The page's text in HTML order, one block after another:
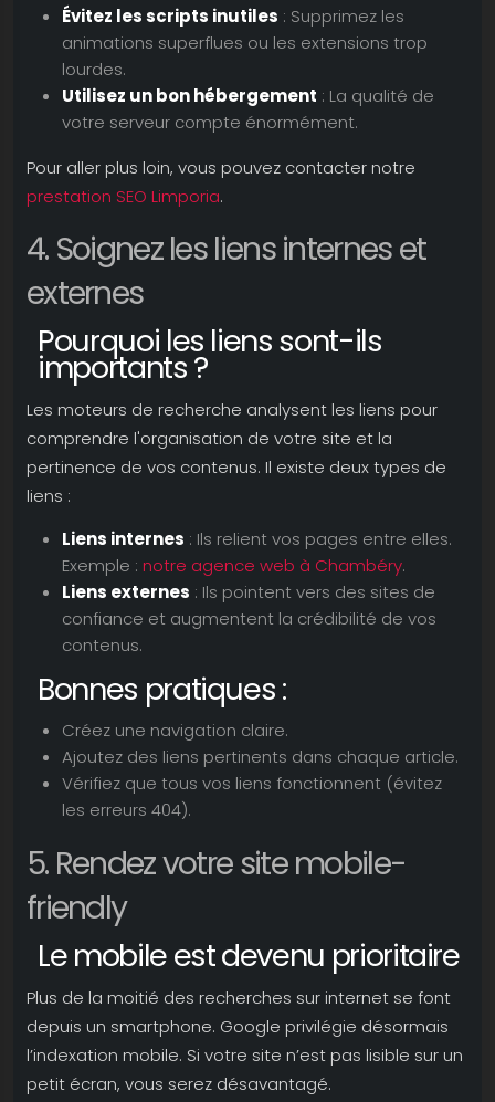
Évitez les scripts inutiles : Supprimez les
animations superflues ou les extensions trop
lourdes.
Utilisez un bon hébergement : La qualité de
votre serveur compte énormément.
Pour aller plus loin, vous pouvez contacter notre
prestation SEO Limporia.
4. Soignez les liens internes et
externes
Pourquoi les liens sont-ils
importants ?
Les moteurs de recherche analysent les liens pour
comprendre l'organisation de votre site et la
pertinence de vos contenus. Il existe deux types de
liens :
Liens internes : Ils relient vos pages entre elles.
Exemple : notre agence web à Chambéry.
Liens externes : Ils pointent vers des sites de
confiance et augmentent la crédibilité de vos
contenus.
Bonnes pratiques :
Créez une navigation claire.
Ajoutez des liens pertinents dans chaque article.
Vérifiez que tous vos liens fonctionnent (évitez
les erreurs 404).
5. Rendez votre site mobile-
friendly
Le mobile est devenu prioritaire
Plus de la moitié des recherches sur internet se font
depuis un smartphone. Google privilégie désormais
l’indexation mobile. Si votre site n’est pas lisible sur un
petit écran, vous serez désavantagé.